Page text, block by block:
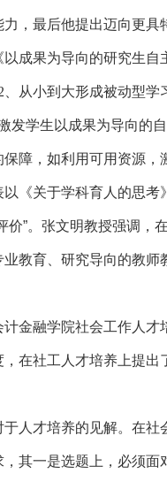
，最后他提出迈向更具
成果为导向的研究生
、从小到大形成被动型学
激发学生以成果为导向的
保障，如利用可用资源，
《关于学科育人的思
”。张文明教授强调
教育、研究导向的教
金融学院社会工作人
在社工人才培养上提
人才培养的见解。在
其一是选题上，必须